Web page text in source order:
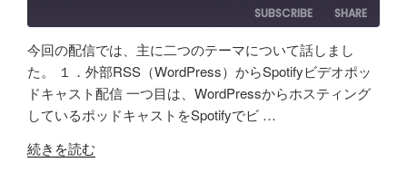
か
配
信
初
心
集・
構
成
ま
で！
ロ
ー
ン
AI
の
SUBSCRIBE
SHARE
Amazon
Apple Podcasts
RSS
Spotify
RSS FEED
SHARE
LINK
EMBED
今回の配信では、主に二つのテーマについて話しまし
た。 １．外部RSS（WordPress）からSpotifyビデオポッ
ドキャスト配信 一つ目は、WordPressからホスティング
しているポッドキャストをSpotifyでビ …
"素
続きを読む